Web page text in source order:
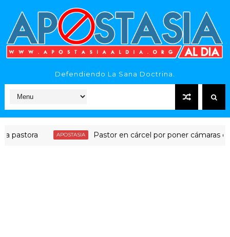
Defendiendo La Sana Doctrina.
APOSTASIA Pastor en cárcel por poner cámaras en baños